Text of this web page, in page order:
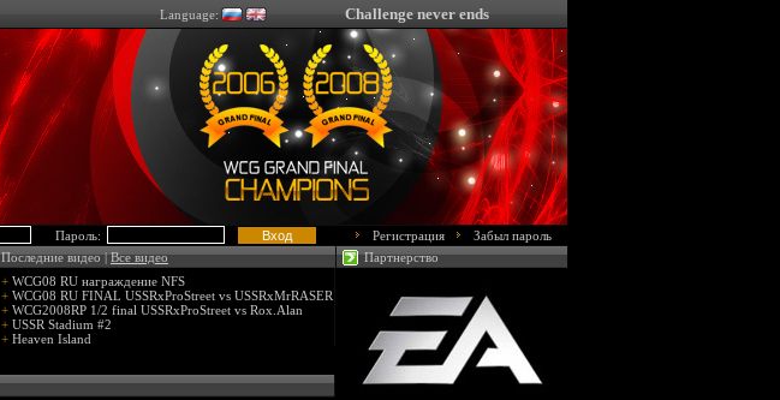
Language: Challenge never ends
Пароль: Регистрация
Забыл пароль
Последние видео |Все видео
+ WCG08 RU награждение NFS
+ WCG08 RU FINAL USSRxProStreet vs USSRxMrRASER
+ WCG2008RP 1/2 final USSRxProStreet vs Rox.Alan
+ USSR Stadium #2
+ Heaven Island
Партнерство